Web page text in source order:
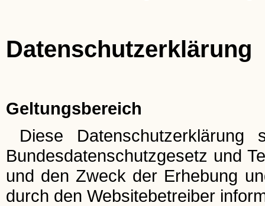
Datenschutzerklärung
Geltungsbereich
Diese
Bundesdatenschutzgesetz und
und den Zweck der Erhebung
durch den Websitebetreiber